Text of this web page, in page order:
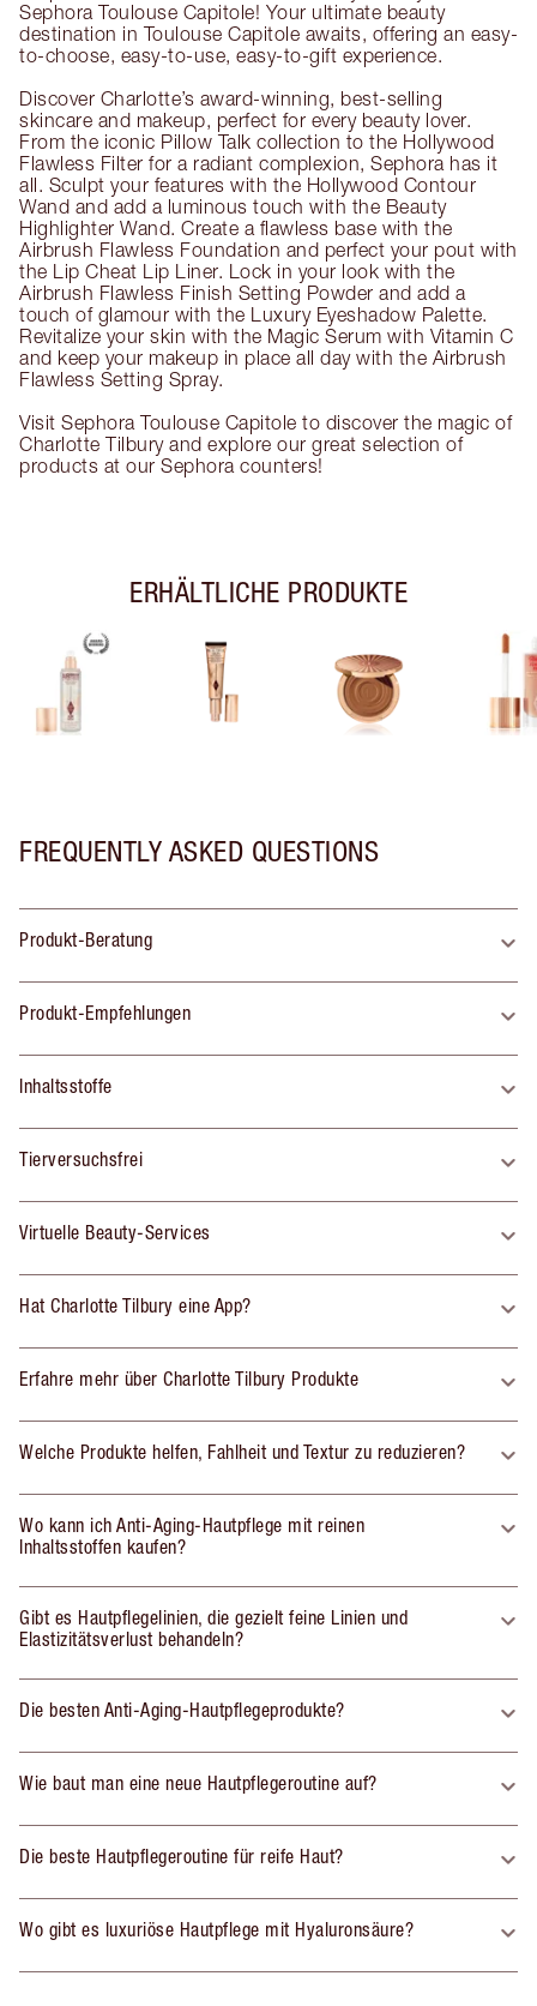
Sephora Toulouse Capitole! Your ultimate beauty
destination in Toulouse Capitole awaits, offering an easy-
to-choose, easy-to-use, easy-to-gift experience.
Discover Charlotte’s award-winning, best-selling
skincare and makeup, perfect for every beauty lover.
From the iconic Pillow Talk collection to the Hollywood
Flawless Filter for a radiant complexion, Sephora has it
all. Sculpt your features with the Hollywood Contour
Wand and add a luminous touch with the Beauty
Highlighter Wand. Create a flawless base with the
Airbrush Flawless Foundation and perfect your pout with
the Lip Cheat Lip Liner. Lock in your look with the
Airbrush Flawless Finish Setting Powder and add a
touch of glamour with the Luxury Eyeshadow Palette.
Revitalize your skin with the Magic Serum with Vitamin C
and keep your makeup in place all day with the Airbrush
Flawless Setting Spray.
Visit Sephora Toulouse Capitole to discover the magic of
Charlotte Tilbury and explore our great selection of
products at our Sephora counters!
ERHÄLTLICHE PRODUKTE
FREQUENTLY ASKED QUESTIONS
Produkt-Beratung
Produkt-Empfehlungen
Inhaltsstoffe
Tierversuchsfrei
Virtuelle Beauty-Services
Hat Charlotte Tilbury eine App?
Erfahre mehr über Charlotte Tilbury Produkte
Welche Produkte helfen, Fahlheit und Textur zu reduzieren?
Wo kann ich Anti-Aging-Hautpflege mit reinen
Inhaltsstoffen kaufen?
Gibt es Hautpflegelinien, die gezielt feine Linien und
Elastizitätsverlust behandeln?
Die besten Anti-Aging-Hautpflegeprodukte?
Wie baut man eine neue Hautpflegeroutine auf?
Die beste Hautpflegeroutine für reife Haut?
Wo gibt es luxuriöse Hautpflege mit Hyaluronsäure?